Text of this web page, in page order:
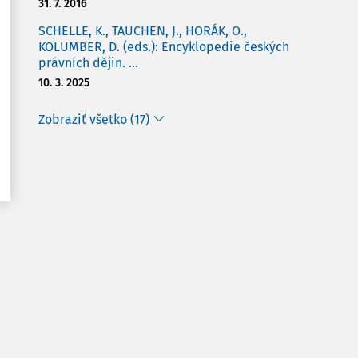
31. 7. 2016
SCHELLE, K., TAUCHEN, J., HORÁK, O.,
KOLUMBER, D. (eds.): Encyklopedie českých
právních dějin. ...
10. 3. 2025
Zobraziť všetko (17)